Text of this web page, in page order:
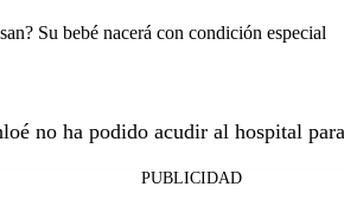
Su bebé nacerá con condición especial
no ha podido acudir al hospital
PUBLICIDAD